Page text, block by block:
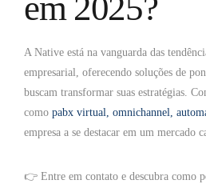
em 2025?
A Native está na vanguarda das
empresarial, oferecendo soluções de
buscam transformar suas estratégias.
como pabx virtual, omnichannel,
empresa a se destacar em um mercado
👉 Entre em contato e descubra como